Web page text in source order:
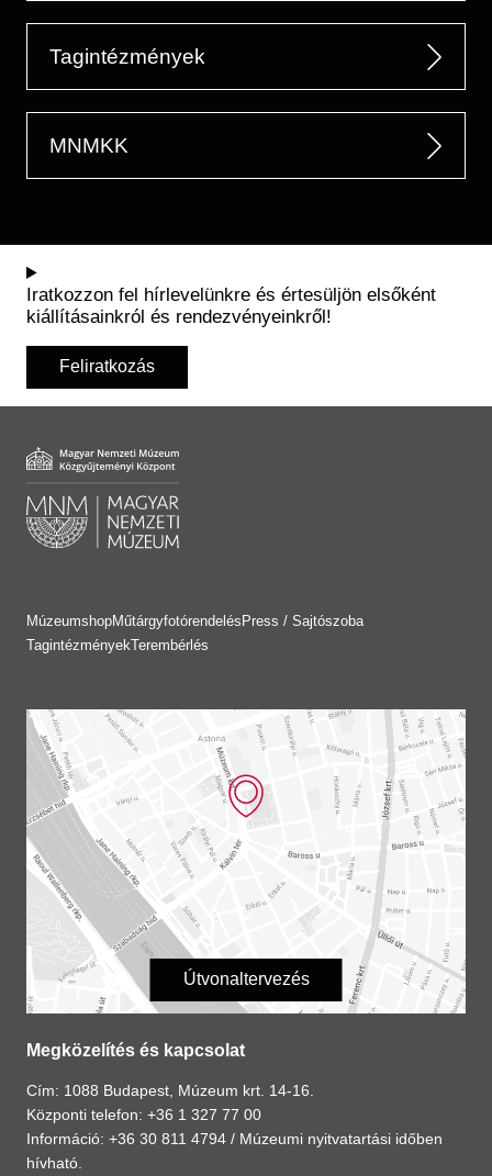
Tagintézmények
MNMKK
Iratkozzon fel hírlevelünkre és értesüljön elsőként
kiállításainkról és rendezvényeinkről!
Feliratkozás
MúzeumshopMűtárgyfotórendelés Press / Sajtószoba
TagintézményekTerembérlés
Útvonaltervezés
Megközelítés és kapcsolat
Cím: 1088 Budapest, Múzeum krt. 14-16.
Központi telefon: +36 1 327 77 00
Információ: +36 30 811 4794 / Múzeumi nyitvatartási időben
hívható.